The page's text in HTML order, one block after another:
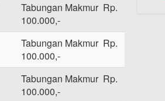
Tabungan Makmur Rp.
100.000,-
Tabungan Makmur Rp.
100.000,-
Tabungan Makmur Rp.
100.000,-